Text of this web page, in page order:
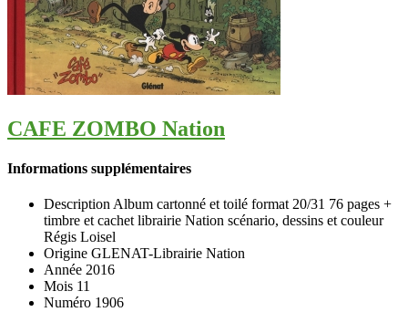
CAFE ZOMBO Nation
Informations supplémentaires
Description Album cartonné et toilé format 20/31 76 pages +
timbre et cachet librairie Nation scénario, dessins et couleur
Régis Loisel
Origine GLENAT-Librairie Nation
Année 2016
Mois 11
Numéro 1906